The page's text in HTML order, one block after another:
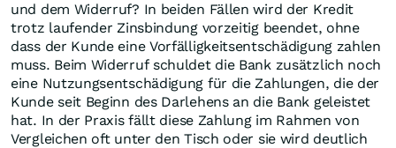
und dem Widerruf? In beiden Fällen wird der Kredit
trotz laufender Zinsbindung vorzeitig beendet, ohne
dass der Kunde eine Vorfälligkeitsentschädigung zahlen
muss. Beim Widerruf schuldet die Bank zusätzlich noch
eine Nutzungsentschädigung für die Zahlungen, die der
Kunde seit Beginn des Darlehens an die Bank geleistet
hat. In der Praxis fällt diese Zahlung im Rahmen von
Vergleichen oft unter den Tisch oder sie wird deutlich